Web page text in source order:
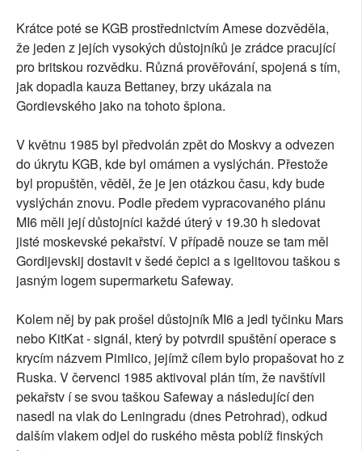
Krátce poté se KGB prostřednictvím Amese dozvěděla,
že jeden z jejích vysokých důstojníků je zrádce pracující
pro britskou rozvědku. Různá prověřování, spojená s tím,
jak dopadla kauza Bettaney, brzy ukázala na
Gordievského jako na tohoto špiona.
V květnu 1985 byl předvolán zpět do Moskvy a odvezen
do úkrytu KGB, kde byl omámen a vyslýchán. Přestože
byl propuštěn, věděl, že je jen otázkou času, kdy bude
vyslýchán znovu. Podle předem vypracovaného plánu
MI6 měli její důstojníci každé úterý v 19.30 h sledovat
jisté moskevské pekařství. V případě nouze se tam měl
Gordijevskij dostavit v šedé čepici a s igelitovou taškou s
jasným logem supermarketu Safeway.
Kolem něj by pak prošel důstojník MI6 a jedl tyčinku Mars
nebo KitKat - signál, který by potvrdil spuštění operace s
krycím názvem Pimlico, jejímž cílem bylo propašovat ho z
Ruska. V červenci 1985 aktivoval plán tím, že navštívil
pekařstv í se svou taškou Safeway a následující den
nasedl na vlak do Leningradu (dnes Petrohrad), odkud
dalším vlakem odjel do ruského města poblíž finských